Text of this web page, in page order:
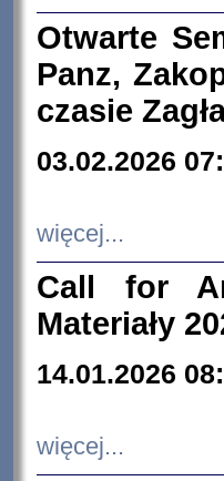
Otwarte
Panz,
czasie
03.02.2026
więcej...
Call for
Materiały
14.01.2026
więcej...